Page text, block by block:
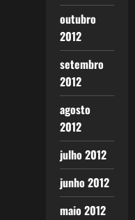
outubro
2012
setembro
2012
agosto
2012
julho 2012
junho 2012
maio 2012